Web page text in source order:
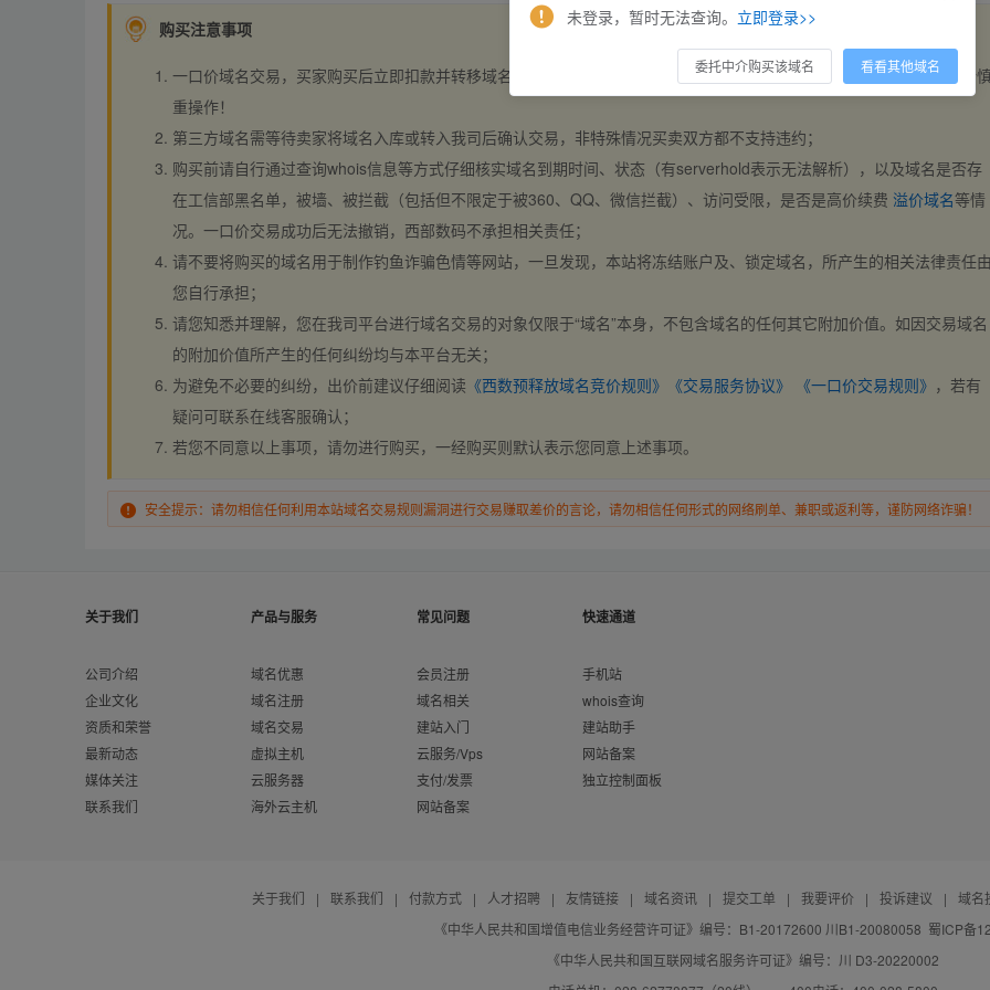
购买注意事项
一口价域名交易，买家购买后立即扣款并转移域名，交易自动完成。买卖双方都不支持违约，一旦出价不支持撤销，请
重操作！
第三方域名需等待卖家将域名入库或转入我司后确认交易，非特殊情况买卖双方都不支持违约；
购买前请自行通过查询whois信息等方式仔细核实域名到期时间、状态（有serverhold表示无法解析），以及域名是否存
在工信部黑名单，被墙、被拦截（包括但不限定于被360、QQ、微信拦截）、访问受限，是否是高价续费 溢价域名等情
况。一口价交易成功后无法撤销，西部数码不承担相关责任；
请不要将购买的域名用于制作钓鱼诈骗色情等网站，一旦发现，本站将冻结账户及、锁定域名，所产生的相关法律责任
您自行承担；
请您知悉并理解，您在我司平台进行域名交易的对象仅限于“域名”本身，不包含域名的任何其它附加价值。如因交易域名
的附加价值所产生的任何纠纷均与本平台无关；
为避免不必要的纠纷，出价前建议仔细阅读 《西数预释放域名竞价规则》 《交易服务协议》 《一口价交易规则》 ，若有
疑问可联系在线客服确认；
若您不同意以上事项，请勿进行购买，一经购买则默认表示您同意上述事项。
安全提示：请勿相信任何利用本站域名交易规则漏洞进行交易赚取差价的言论，请勿相信任何形式的网络刷单、兼职或返利等，谨防网络诈骗！
关于我们
公司介绍
企业文化
资质和荣誉
最新动态
媒体关注
联系我们
产品与服务
域名优惠
域名注册
域名交易
虚拟主机
云服务器
海外云主机
常见问题
会员注册
域名相关
建站入门
云服务/Vps
支付/发票
网站备案
快速通道
手机站
whois查询
建站助手
网站备案
独立控制面板
关于我们 | 联系我们 | 付款方式 | 人才招聘 | 友情链接 | 域名资讯 | 提交工单 | 我要评价 | 投诉建议 |
域名
《中华人民共和国增值电信业务经营许可证》编号：B1-20172600 川B1-20080058 蜀ICP备
《中华人民共和国互联网域名服务许可证》编号：川 D3-20220002
未登录，暂时无法查询。 立即登录>>
委托中介购买该域名 看看其他域名